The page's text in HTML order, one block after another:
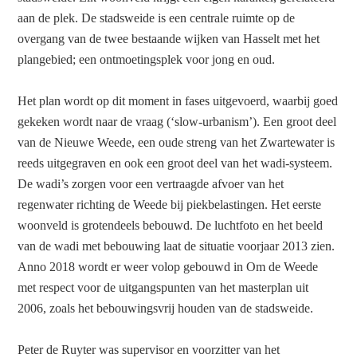
aan de plek. De stadsweide is een centrale ruimte op de
overgang van de twee bestaande wijken van Hasselt met het
plangebied; een ontmoetingsplek voor jong en oud.
Het plan wordt op dit moment in fases uitgevoerd, waarbij goed
gekeken wordt naar de vraag (‘slow-urbanism’). Een groot deel
van de Nieuwe Weede, een oude streng van het Zwartewater is
reeds uitgegraven en ook een groot deel van het wadi-systeem.
De wadi’s zorgen voor een vertraagde afvoer van het
regenwater richting de Weede bij piekbelastingen. Het eerste
woonveld is grotendeels bebouwd. De luchtfoto en het beeld
van de wadi met bebouwing laat de situatie voorjaar 2013 zien.
Anno 2018 wordt er weer volop gebouwd in Om de Weede
met respect voor de uitgangspunten van het masterplan uit
2006, zoals het bebouwingsvrij houden van de stadsweide.
Peter de Ruyter was supervisor en voorzitter van het